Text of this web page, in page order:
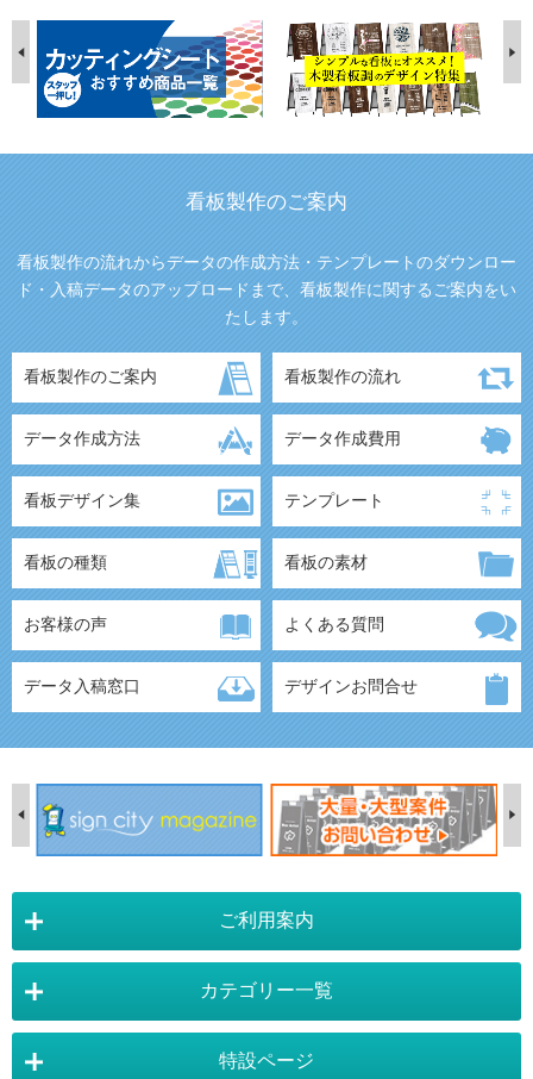
看板製作のご案内
看板製作の流れからデータの作成方法・テンプレートのダウンロー
ド・入稿データのアップロードまで、看板製作に関するご案内をい
たします。
看板製作のご案内 看板製作の流れ
データ作成方法 データ作成費用
看板デザイン集 テンプレート
看板の種類 看板の素材
お客様の声 よくある質問
データ入稿窓口 デザインお問合せ
ご利用案内
店舗詳細情報 カテゴリー一覧
特設ページ